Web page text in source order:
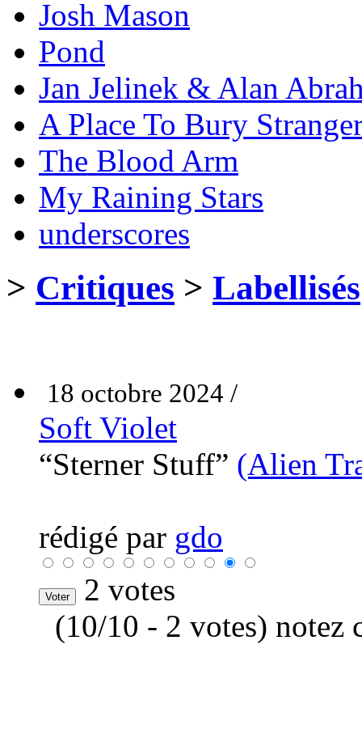
Josh Mason
Pond
Jan Jelinek & Alan
A Place To Bury
The Blood Arm
My Raining Stars
underscores
> Critiques > Labellisés
18 octobre 2024 /
Soft Violet
“Sterner Stuff” (Alien
rédigé par gdo
2 votes
(10/10 - 2 votes) notez